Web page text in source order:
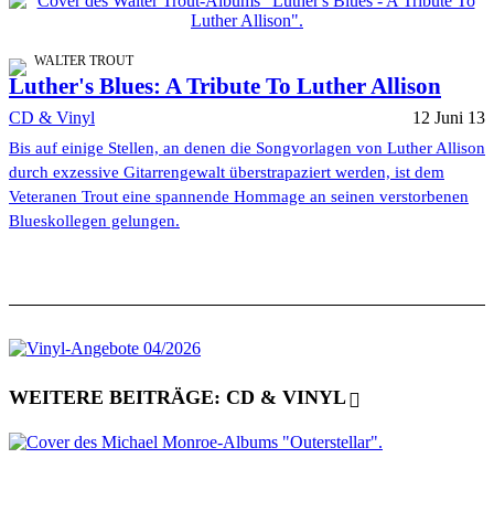
WALTER TROUT
Luther's Blues: A Tribute To Luther Allison
CD & Vinyl 12 Juni 13
Bis auf einige Stellen, an denen die Songvorlagen von Luther Allison
durch exzessive Gitarrengewalt überstrapaziert werden, ist dem
Veteranen Trout eine spannende Hommage an seinen verstorbenen
Blueskollegen gelungen.
WEITERE BEITRÄGE: CD & VINYL